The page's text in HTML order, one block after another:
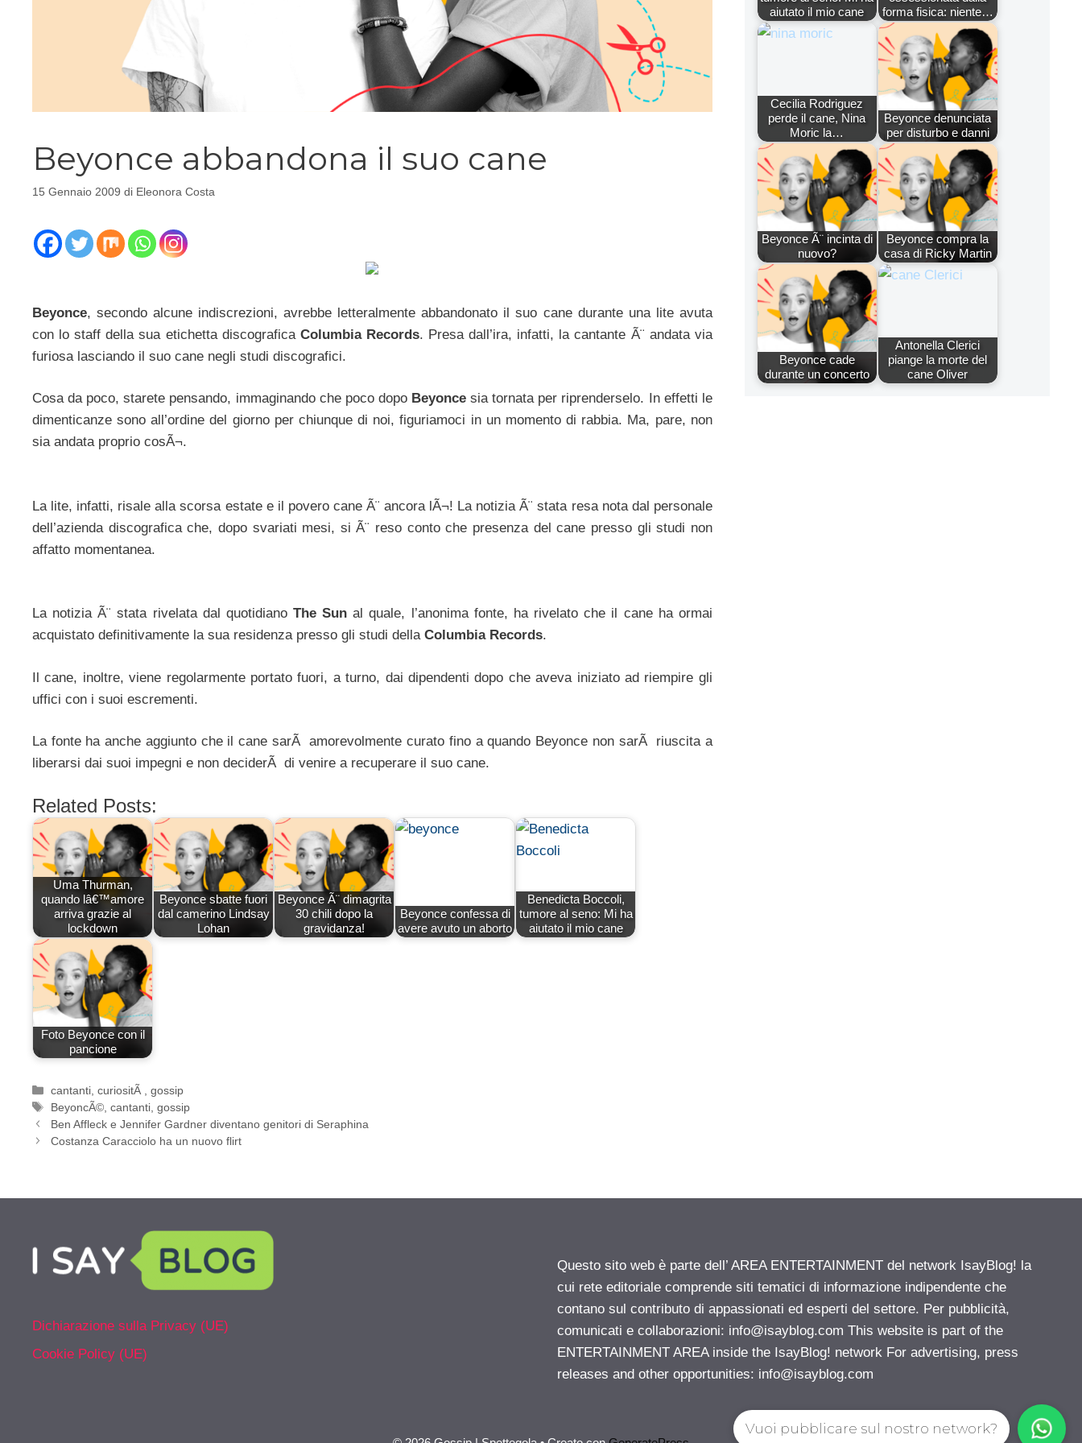
Beyonce abbandona il suo cane
15 Gennaio 2009 di Eleonora Costa
Beyonce, secondo alcune indiscrezioni, avrebbe letteralmente abbandonato il suo cane durante una lite avuta
con lo staff della sua etichetta discografica Columbia Records. Presa dall’ira, infatti, la cantante Ã¨ andata via
furiosa lasciando il suo cane negli studi discografici.
Cosa da poco, starete pensando, immaginando che poco dopo Beyonce sia tornata per riprenderselo. In effetti le
dimenticanze sono all’ordine del giorno per chiunque di noi, figuriamoci in un momento di rabbia. Ma, pare, non
sia andata proprio cosÃ¬.
La lite, infatti, risale alla scorsa estate e il povero cane Ã¨ ancora lÃ¬! La notizia Ã¨ stata resa nota dal personale
dell’azienda discografica che, dopo svariati mesi, si Ã¨ reso conto che presenza del cane presso gli studi non
affatto momentanea.
La notizia Ã¨ stata rivelata dal quotidianoThe Sun al quale, l’anonima fonte, ha rivelato che il cane ha ormai
acquistato definitivamente la sua residenza presso gli studi della Columbia Records.
Il cane, inoltre, viene regolarmente portato fuori, a turno, dai dipendenti dopo che aveva iniziato ad riempire gli
uffici con i suoi escrementi.
La fonte ha anche aggiunto che il cane sarÃ amorevolmente curato fino a quando Beyonce non sarÃ riuscita a
liberarsi dai suoi impegni e non deciderÃ di venire a recuperare il suo cane.
Related Posts:
Uma Thurman,
quando lâ€™amore
arriva grazie al
lockdown
Beyonce sbatte fuori
dal camerino Lindsay
Lohan
Beyonce Ã¨ dimagrita
30 chili dopo la
gravidanza!
Beyonce confessa di
avere avuto un aborto
Benedicta Boccoli,
tumore al seno: Mi ha
aiutato il mio cane
Foto Beyonce con il
pancione
Categorie
cantanti ,curiositÃ ,gossip
Tag
BeyoncÃ© ,cantanti ,gossip
Ben Affleck e Jennifer Gardner diventano genitori di Seraphina
Costanza Caracciolo ha un nuovo flirt
aiutato il mio cane
forma fisica: niente…
Cecilia Rodriguez
perde il cane, Nina
Moric la…
Beyonce denunciata
per disturbo e danni
Beyonce Ã¨ incinta di
nuovo?
Beyonce compra la
casa di Ricky Martin
Beyonce cade
durante un concerto
Antonella Clerici
piange la morte del
cane Oliver
Dichiarazione sulla Privacy (UE)
Cookie Policy (UE)
Questo sito web è parte dell’ AREA ENTERTAINMENT del network IsayBlog! la
cui rete editoriale comprende siti tematici di informazione indipendente che
contano sul contributo di appassionati ed esperti del settore. Per pubblicità,
comunicati e collaborazioni: info@isayblog.com This website is part of the
ENTERTAINMENT AREA inside the IsayBlog! network For advertising, press
releases and other opportunities: info@isayblog.com
Vuoi pubblicare sul nostro network?